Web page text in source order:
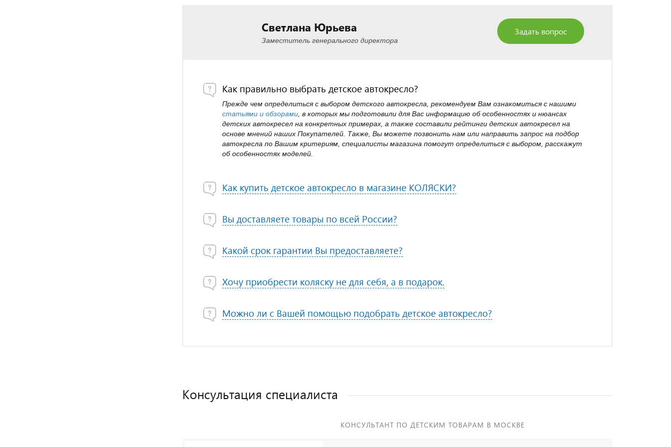
Светлана Юрьева
Заместитель генерального директора
Задать вопрос
Как правильно выбрать детское автокресло?
Прежде чем определиться с выбором детского автокресла, рекомендуем Вам ознакомиться с нашими
статьями и обзорами , в которых мы подготовили для Вас информацию об особенностях и нюансах
детских автокресел на конкретных примерах, а также составили рейтинги детских автокресел на
основе мнений наших Покупателей. Также, Вы можете позвонить нам или направить запрос на подбор
автокресла по Вашим критериям, специалисты магазина помогут определиться с выбором, расскажут
об особенностях моделей.
Как купить детское автокресло в магазине КОЛЯСКИ?
Вы доставляете товары по всей России?
Какой срок гарантии Вы предоставляете?
Хочу приобрести коляску не для себя, а в подарок.
Можно ли с Вашей помощью подобрать детское автокресло?
Консультация специалиста
КОНСУЛЬТАНТ ПО ДЕТСКИМ ТОВАРАМ В МОСКВЕ